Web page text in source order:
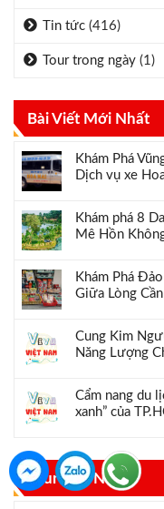
Tin tức (416)
Tour trong ngày (1)
Bài Viết Mới Nhất
Khám Phá
Dịch vụ xe
Khám phá 8
Mê Hồn
Khám Phá
Giữa Lòng
Cung Kim
Năng Lượng
Cẩm nang du
xanh” của
Tour Mới Nhất